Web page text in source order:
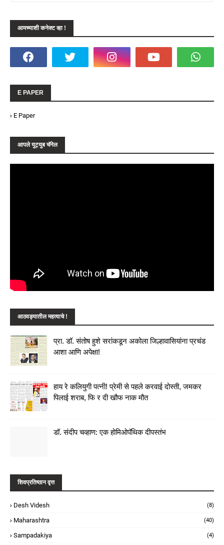
आमच्याशी कनेक्ट व्हा !
E PAPER
E Paper
आपले युट्युब चॅनेल
आठवड्यातील महत्वाचे !
प्रा. डॉ. संतोष हुशे सरांकडून अकोला जिल्हावासियांना प्रचंड
आशा आणि अपेक्षा!
हाय रे कलियुगी पत्नी! प्रेमी से पहले करवाई दोस्ती, जमकर
पिलाई शराब, फि र दी खौफ नाक मौत
डॉ. संदीप चव्हाण: एक होमिओपॅथिक दीपस्तंभ
शिवप्रतिष्ठान वृत्त
Desh Videsh (8)
Maharashtra (40)
Sampadakiya (4)